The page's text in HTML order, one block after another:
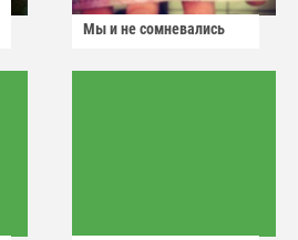
Мы и не сомневались